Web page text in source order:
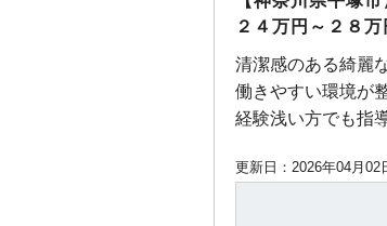
２４万円～２８
清潔感のある綺麗
働きやすい環境が
経験浅い方でも指
更新日：2026年04月02